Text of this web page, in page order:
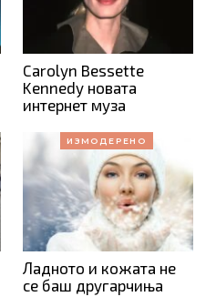
Carolyn Bessette
Kennedy новата
интернет муза
ИЗМОДЕРЕНО
Ладното и кожата не
се баш другарчиња